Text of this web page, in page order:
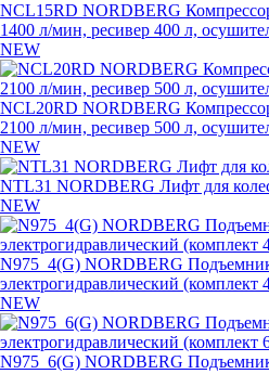
NCL15RD NORDBERG
1400 л/мин, ресивер 400 л,
NEW
NCL20RD NORDBERG
2100 л/мин, ресивер 500 л,
NEW
NTL31 NORDBERG Лифт для
NEW
N975_4(G) NORDBERG
электрогидравлический (комплект
NEW
N975_6(G) NORDBERG